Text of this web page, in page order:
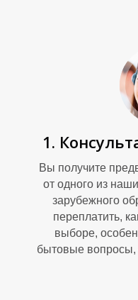
1.
Вы получите
от одного из
зарубежного
переплатить,
выборе,
бытовые